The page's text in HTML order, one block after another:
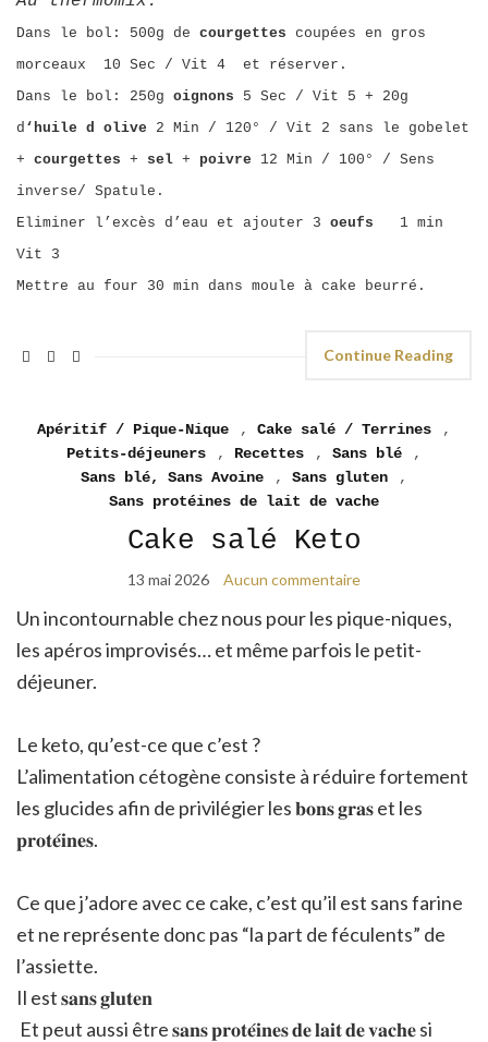
Dans le bol: 500g de courgettes coupées en gros
morceaux 10 Sec / Vit 4 et réserver.
Dans le bol: 250g oignons 5 Sec / Vit 5 + 20g
d ‘huile d olive 2 Min / 120° / Vit 2 sans le gobelet
+ courgettes + sel + poivre 12 Min / 100° / Sens
inverse/ Spatule.
Eliminer l’excès d’eau et ajouter 3 oeufs 1 min
Vit 3
Mettre au four 30 min dans moule à cake beurré.
Continue Reading
Apéritif / Pique-Nique , Cake salé / Terrines
,
Petits-déjeuners
, Recettes , Sans blé
,
Sans blé, Sans Avoine
, Sans gluten
,
Sans protéines de lait de vache
Cake salé Keto
13 mai 2026 Aucun commentaire
Un incontournable chez nous pour les pique-niques,
les apéros improvisés… et même parfois le petit-
déjeuner.
Le keto, qu’est-ce que c’est ?
L’alimentation cétogène consiste à réduire fortement
les glucides afin de privilégier les 𝐛𝐨𝐧𝐬 𝐠𝐫𝐚𝐬 et les
𝐩𝐫𝐨𝐭𝐞́𝐢𝐧𝐞𝐬.
Ce que j’adore avec ce cake, c’est qu’il est sans farine
et ne représente donc pas “la part de féculents” de
l’assiette.
Il est 𝐬𝐚𝐧𝐬 𝐠𝐥𝐮𝐭𝐞𝐧
Et peut aussi être 𝐬𝐚𝐧𝐬 𝐩𝐫𝐨𝐭𝐞́𝐢𝐧𝐞𝐬 𝐝𝐞 𝐥𝐚𝐢𝐭 𝐝𝐞 𝐯𝐚𝐜𝐡𝐞 si